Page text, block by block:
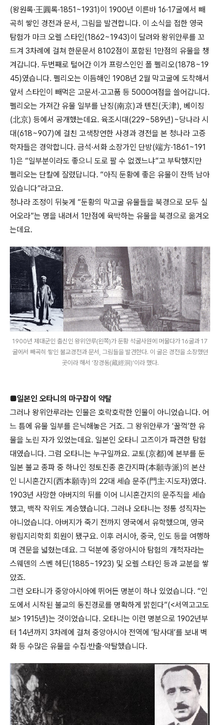
(왕원록·王圓록·1851~1931)이 1900년 이른바 16·17굴에서 빼
곡히 쌓인 경전과 문서, 그림을 발견합니다. 이 소식을 접한 영국
탐험가 마크 오렐 스타인(1862~1943)이 달려와 왕위안루를 꼬
드겨 3차례에 걸쳐 한문문서 8102점이 포함된 1만점의 유물을 챙
겨갑니다. 두번째로 털어간 이가 프랑스인인 폴 펠리오(1878~19
45)였습니다. 펠리오는 이듬해인 1908년 2월 막고굴에 도착해서
앞서 스타인이 빼먹은 고문서·고고품 등 5000여점을 쓸어갑니다.
펠리오는 가져간 유물 일부를 난징(南京)과 톈진(天津), 베이징
(北京) 등에서 공개했는데요. 육조시대(229~589년)~당나라 시
대(618~907)에 걸친 고색창연한 사경과 경전을 본 청나라 고증
학자들은 경악합니다. 금석·서화 소장가인 단방(端方·1861~191
1)은 “일부분이라도 좋으니 도로 팔 수 없겠느냐”고 부탁했지만
펠리오는 단칼에 잘렸답니다. “아직 둔황에 좋은 유물이 잔뜩 남아
있습니다”라고요.
청나라 조정이 뒤늦게 “둔황의 막고굴 유물들을 북경으로 모두 실
어오라”는 명을 내려서 1만점에 육박하는 유물을 북경으로 옮겨오
는데요.
1900년 제대군인 출신인 왕위안루(왼쪽)가 둔황 석굴사원에 머물다가 16굴과 17
굴에서 빼곡히 쌓인 불교경전과 문서, 그림들을 발견한다. 이 굴은 경전을 소장했던
곳이라 해서 ‘장경동(藏經洞)’이라 했다.
■일본인 오타니의 마구잡이 약탈
그러나 왕위안루라는 인물은 호락호락한 인물이 아니었습니다. 어
느 틈에 유물 일부를 은닉해놓은 거죠. 그 왕위안루가 ‘꿀꺽’한 유
물을 노린 자가 있었는데요. 일본인 오타니 고즈이가 파견한 탐험
대였습니다. 그럼 오타니는 누구일까요. 교토(京都)에 본부를 둔
일본 불교 종파 중 하나인 정토진종 혼간지파(本願寺派)의 본산
인 니시혼간지(西本願寺)의 22대 세습 문주(門主·지도자)였다.
1903년 사망한 아버지의 뒤를 이어 니시혼간지의 문주직을 세습
했고, 백작 작위도 계승했습니다. 그러나 오타니는 정통 성직자는
아니었습니다. 아버지가 죽기 전까지 영국에서 유학했으며, 영국
왕립지리학회 회원이 됐구요. 이후 러시아, 중국, 인도 등을 여행하
며 견문을 넓혔는데요. 그 덕분에 중앙아시아 탐험의 개척자라는
스웨덴의 스벤 헤딘(1885~1923) 및 오렐 스타인 등과 교분을 쌓
았죠.
그런 오타니가 중앙아시아에 뛰어든 명분이 하나 있었습니다. “인
도에서 시작된 불교의 동진경로를 명확하게 밝힌다”(<서역고고도
보> 1915년)는 것이었습니다. 오타니는 이런 명분으로 1902년부
터 14년까지 3차례에 걸쳐 중앙아시아 전역에 ‘탐사대’를 보내 벽
화 등 수많은 유물을 수집·반출·약탈했습니다.